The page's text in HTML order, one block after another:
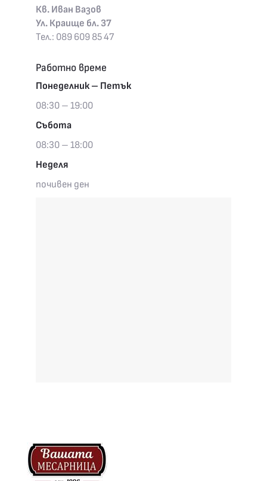
Кв. Иван Вазов
Ул. Краище бл. 37
Тел.: 089 609 85 47
Работно време
Понеделник – Петък
08:30 – 19:00
Събота
08:30 – 18:00
Неделя
почивен ден